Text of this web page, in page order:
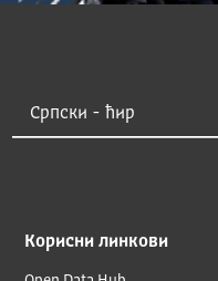
Корисни линкови